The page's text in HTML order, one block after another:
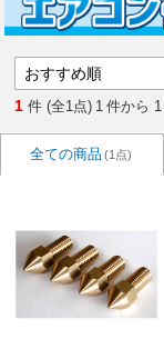
1 件 (全1点) 1 件から 1
全ての商品 (1点)